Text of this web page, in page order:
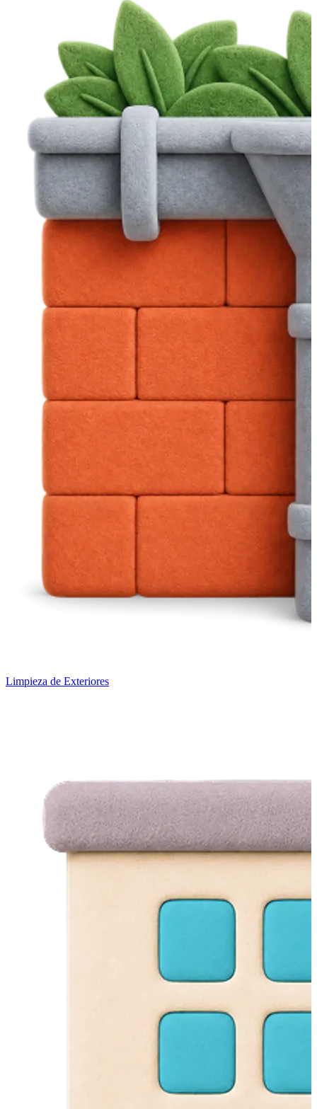
Limpieza de Exteriores